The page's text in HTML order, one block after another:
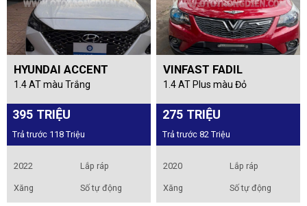
HYUNDAI ACCENT
1.4 AT màu Trắng
395 TRIỆU
Trả trước 118 Triệu
2022 Lắp ráp
Xăng Số tự động
VINFAST FADIL
1.4 AT Plus màu Đỏ
275 TRIỆU
Trả trước 82 Triệu
2020 Lắp ráp
Xăng Số tự động